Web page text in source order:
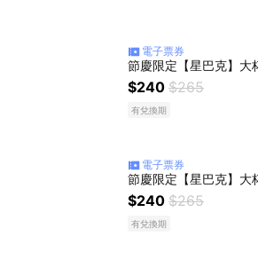
電子票券
$240 $265
有兌換期
電子票券
$240 $265
有兌換期